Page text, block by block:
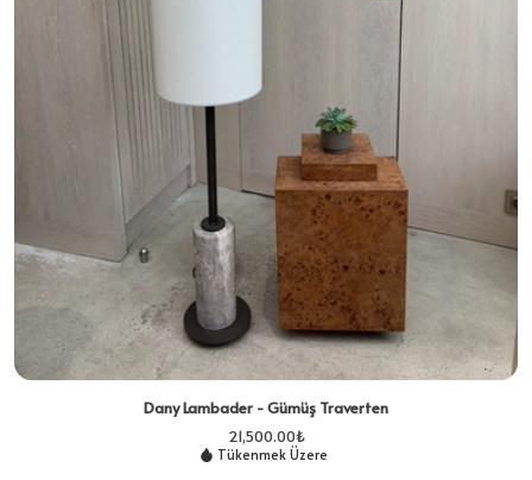
Dany Lambader - Gümüş Traverten
21,500.00₺
Tükenmek Üzere